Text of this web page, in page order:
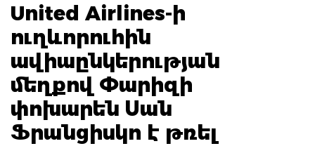
United Airlines-ի
ուղևորուհին
ավիաընկերության
մեղքով Փարիզի
փոխարեն Սան
Ֆրանցիսկո է թռել